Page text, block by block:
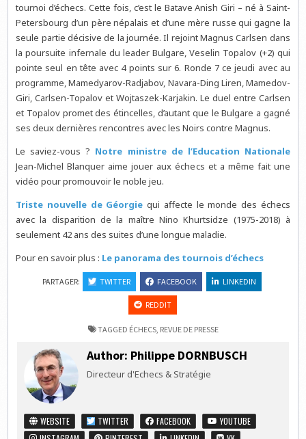
tournoi d’échecs. Cette fois, c’est le Batave Anish Giri – né à Saint-
Petersbourg d’un père népalais et d’une mère russe qui gagne la
seule partie décisive de la journée. Il rejoint Magnus Carlsen dans
la poursuite infernale du leader Bulgare, Veselin Topalov (+2) qui
pointe seul en tête avec 4 points sur 6. Ronde 7 ce jeudi avec au
programme, Mamedyarov-Radjabov, Navara-Ding Liren, Mamedov-
Giri, Carlsen-Topalov et Wojtaszek-Karjakin. Le duel entre Carlsen
et Topalov promet des étincelles, d’autant que le Bulgare a gagné
ses deux dernières rencontres avec les Noirs contre Magnus.
Le saviez-vous ? Notre ministre de l’Education Nationale
Jean-Michel Blanquer aime jouer aux échecs et a même fait une
vidéo pour promouvoir le noble jeu.
Triste nouvelle de Géorgie qui affecte le monde des échecs
avec la disparition de la maître Nino Khurtsidze (1975-2018) à
seulement 42 ans des suites d’une longue maladie.
Pour en savoir plus : Le panorama des tournois d’échecs
PARTAGER: TWITTER FACEBOOK LINKEDIN
REDDIT
TAGGED ÉCHECS, REVUE DE PRESSE
Author: Philippe DORNBUSCH
Directeur d'Echecs & Stratégie
WEBSITE TWITTER FACEBOOK
YOUTUBE